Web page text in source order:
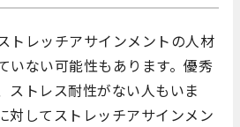
トレッチアサインメントの人材
いない可能性もあります。優秀
ストレス耐性がない人もいま
対してストレッチアサインメン